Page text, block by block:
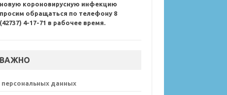
новую короновирусную инфекцию
просим обращаться по телефону 8
(42737) 4-17-71 в рабочее время.
ВАЖНО
персональных данных